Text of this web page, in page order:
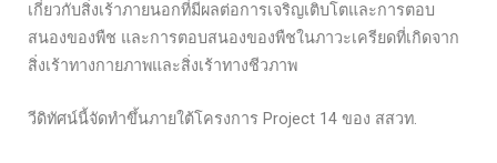
เกี่ยวกับสิ่งเร้าภายนอกที่มีผลต่อการเจริญเติบโตและการตอบ
สนองของพืช และการตอบสนองของพืชในภาวะเครียดที่เกิดจาก
สิ่งเร้าทางกายภาพและสิ่งเร้าทางชีวภาพ
วีดิทัศน์นี้จัดทำขึ้นภายใต้โครงการ Project 14 ของ สสวท.